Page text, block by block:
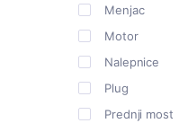
Menjac
Motor
Nalepnice
Plug
Prednji most